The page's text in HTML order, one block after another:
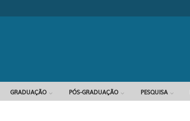
Formulário de busca
GRADUAÇÃO PÓS-GRADUAÇÃO PESQUISA